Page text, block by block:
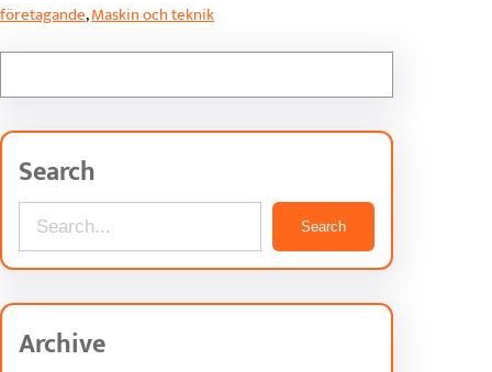
företagande, Maskin och teknik
Search
e
c
Search
Archive